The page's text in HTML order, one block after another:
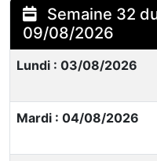
Semaine 32
09/08/2026
Lundi : 03/08/2026
Mardi : 04/08/2026